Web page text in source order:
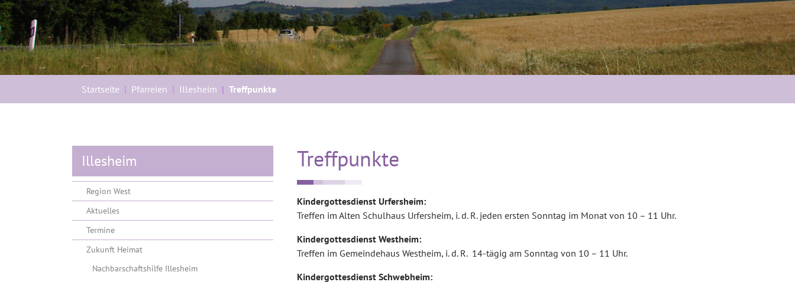
Startseite Pfarreien Illesheim Treffpunkte
Illesheim
Region West
Aktuelles
Termine
Zukunft Heimat
Nachbarschaftshilfe Illesheim
Treffpunkte
Kindergottesdienst Urfersheim:
Treffen im Alten Schulhaus Urfersheim, i. d. R. jeden ersten Sonntag im Monat von 10 – 11 Uhr.
Kindergottesdienst Westheim:
Treffen im Gemeindehaus Westheim, i. d. R. 14-tägig am Sonntag von 10 – 11 Uhr.
Kindergottesdienst Schwebheim: